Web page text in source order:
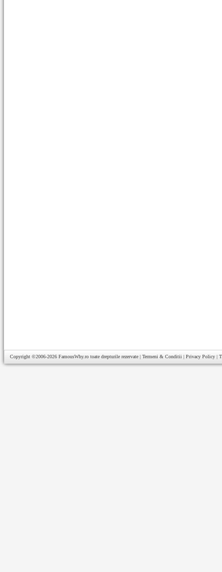
Copyright ©2006-2026 FamousWhy.ro toate drepturile rezervate | Termeni & Conditii | Privacy Policy |